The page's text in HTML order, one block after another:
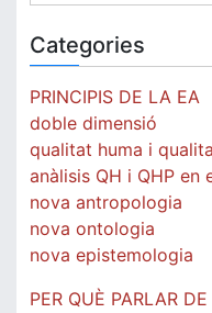
Categories
PRINCIPIS DE LA EA
doble dimensió
qualitat huma i
anàlisis QH i QHP en
nova antropologia
nova ontologia
nova epistemologia
PER QUÈ PARLAR